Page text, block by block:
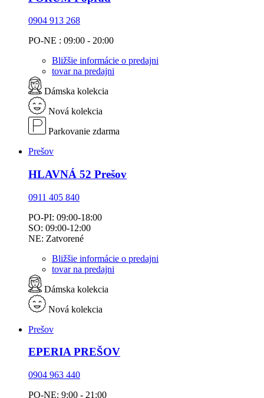
0904 913 268
PO-NE : 09:00 - 20:00
Bližšie informácie o predajni
tovar na predajni
Dámska kolekcia
Nová kolekcia
Parkovanie zdarma
Prešov
HLAVNÁ 52 Prešov
0911 405 840
PO-PI: 09:00-18:00
SO: 09:00-12:00
NE: Zatvorené
Bližšie informácie o predajni
tovar na predajni
Dámska kolekcia
Nová kolekcia
Prešov
EPERIA PREŠOV
0904 963 440
PO-NE: 9:00 - 21:00